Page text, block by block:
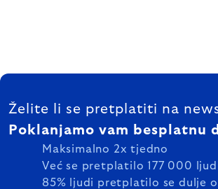
FOOTER
Želite li se pretplatiti na
Poklanjamo vam besplatnu
Maksimalno 2x tjedno
Već se pretplatilo 177 000
85% ljudi pretplatilo se dulje